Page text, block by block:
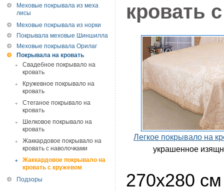
Меховые покрывала из меха
лисы
Меховые покрывала из норки
Покрывала меховые Шиншилла
Меховые покрывала Орилаг
Покрывала на кровать
Свадебное покрывало на
кровать
Кружевное покрывало на
кровать
Стеганое покрывало на
кровать
Шелковое покрывало на
кровать
Жаккардовое покрывало на
кровать с наволочками
Жаккардовое покрывало на
кровать с кружевом
Подзоры
кровать
Легкое покрывало на
украшенное
270х280 см